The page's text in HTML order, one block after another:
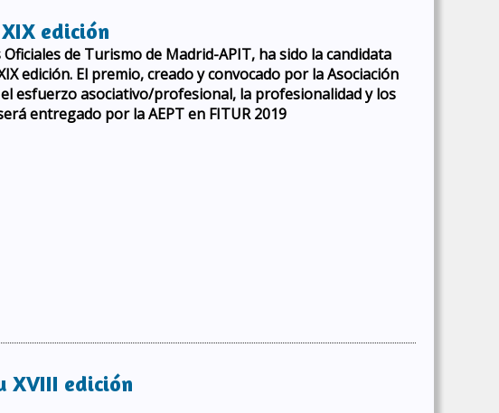
edición
de Turismo de Madrid-APIT, ha sido la candidata
edición. El premio, creado y convocado por la Asociación
esfuerzo asociativo/profesional, la profesionalidad y los
entregado por la AEPT en FITUR 2019
XVIII edición